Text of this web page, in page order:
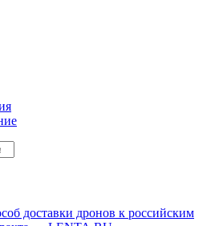
Submit
доставки дронов к российским